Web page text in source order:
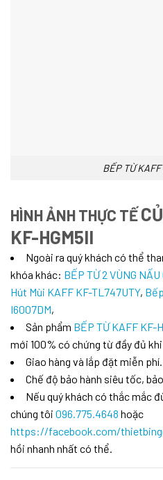
BẾP TỪ
HÌNH ẢNH THỰC TẾ
KF-HGM5II
Ngoài ra quý khách có thể
khóa khác: BẾP TỪ 2 VÙNG
Hút Mùi KAFF KF-TL747UTY,
I6007DM,
Sản phẩm BẾP TỪ KAFF KF-
mới 100% có chứng từ đầy đủ khi
Giao hàng và lắp đặt miễn phí.
Chế độ bảo hành siêu tốc,
Nếu quý khách có thắc mắc
chúng tôi 096.775.4648 hoặc
https://facebook.com/
hồi nhanh nhất có thể.